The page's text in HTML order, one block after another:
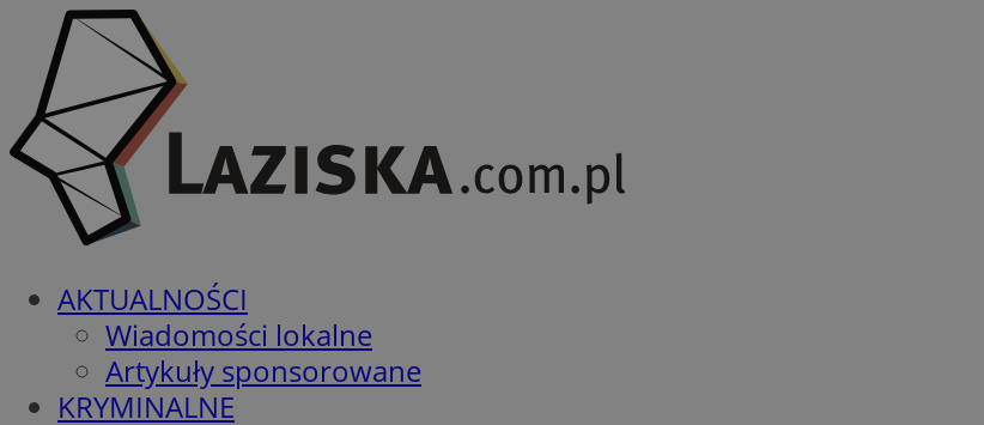
AKTUALNOŚCI
Wiadomości lokalne
Artykuły sponsorowane
KRYMINALNE